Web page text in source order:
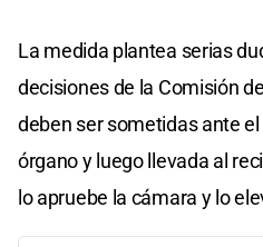
La medida plantea serias
decisiones de la Comisión
deben ser sometidas ante
órgano y luego llevada al
lo apruebe la cámara y lo